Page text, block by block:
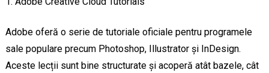
Adobe oferă o serie de tutoriale oficiale pentru programele
sale populare precum Photoshop, Illustrator și InDesign.
Aceste lecții sunt bine structurate și acoperă atât bazele, cât